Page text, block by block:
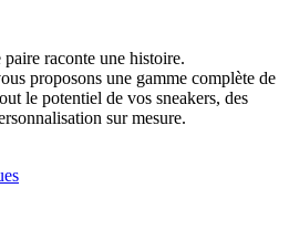
raconte une histoire.
proposons une gamme complète de
le potentiel de vos sneakers, des
sur mesure.